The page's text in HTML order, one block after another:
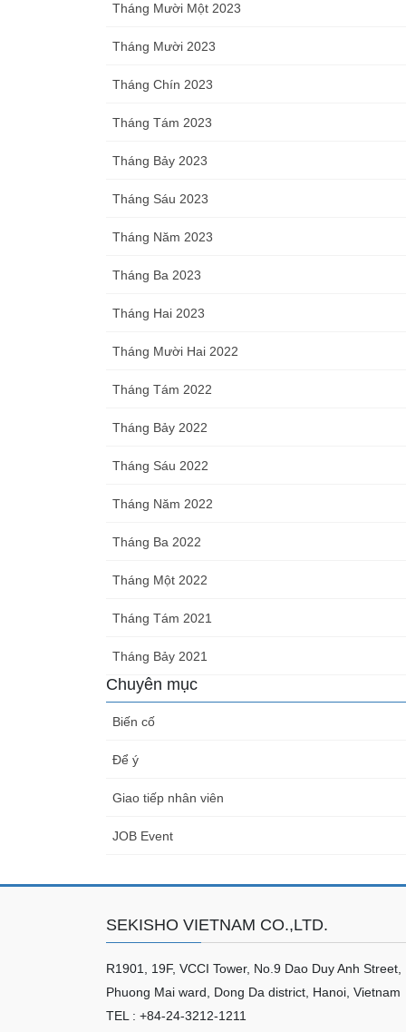
Tháng Mười Một 2023
Tháng Mười 2023
Tháng Chín 2023
Tháng Tám 2023
Tháng Bảy 2023
Tháng Sáu 2023
Tháng Năm 2023
Tháng Ba 2023
Tháng Hai 2023
Tháng Mười Hai 2022
Tháng Tám 2022
Tháng Bảy 2022
Tháng Sáu 2022
Tháng Năm 2022
Tháng Ba 2022
Tháng Một 2022
Tháng Tám 2021
Tháng Bảy 2021
Chuyên mục
Biến cố
Để ý
Giao tiếp nhân viên
JOB Event
SEKISHO VIETNAM CO.,LTD.
R1901, 19F, VCCI Tower, No.9 Dao Duy Anh Street,
Phuong Mai ward, Dong Da district, Hanoi, Vietnam
TEL : +84-24-3212-1211